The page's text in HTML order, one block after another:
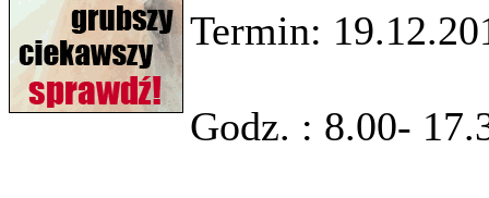
Termin:
Godz. : 8.00-